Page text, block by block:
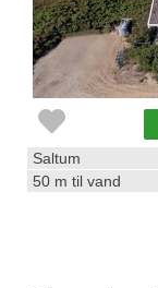
Saltum
50 m til vand